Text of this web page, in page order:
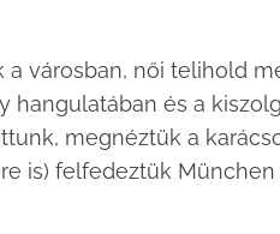
városban, női telihold
és a
megnéztük a
is) felfedeztük